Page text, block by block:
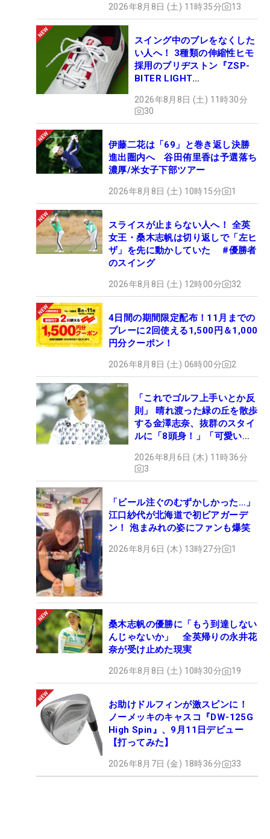
2026年8月8日 (土) 11時35分 13
スイング中のブレをなくした
い人へ！ 3種類の伸縮性ヒモ
採用のブリヂストン『ZSP-
BITER LIGHT
ュー
2026年8月8日 (土) 11時30分
30
伊藤二花は「69」と巻き返し決勝
進出圏内へ 谷田侑里香は予選落ち
濃厚/米女子下部ツアー
2026年8月8日 (土) 10時15分 1
スライスが止まらない人へ！ 全英
女王・桑木志帆は切り返しで「左ヒ
ザ」を先に動かしていた #優勝者
のスイング
2026年8月8日 (土) 12時00分 32
4日間の期間限定配布！11月までの
プレーに2回使える1,500円＆1,000
円分クーポン！
2026年8月8日 (土) 06時00分 2
「これでゴルフ上手いとか反
則」 晴れ渡った緑の丘を散歩
する金澤志奈、抜群のスタイ
ルに「8頭身！」「可愛いに
2026年8月6日 (木) 11時36分
3
「ビール注ぐのむずかしかった…」
江口紗代が北海道で初ビアガーデ
ン！ 泡まみれの姿にファンも爆笑
2026年8月6日 (木) 13時27分 1
桑木志帆の優勝に「もう到達しない
んじゃないか」 全英帰りの永井花
奈が受け止めた現実
2026年8月8日 (土) 10時30分 19
お助けドルフィンが激スピンに！
ノーメッキのキャスコ『DW-125G
High Spin』、9月11日デビュー
【打ってみた】
2026年8月7日 (金) 18時36分 33